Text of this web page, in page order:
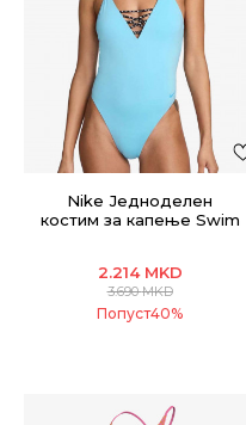
Nike Једноделен
костим за капење Swim
2.214 MKD
3.690MKD
Попуст40%